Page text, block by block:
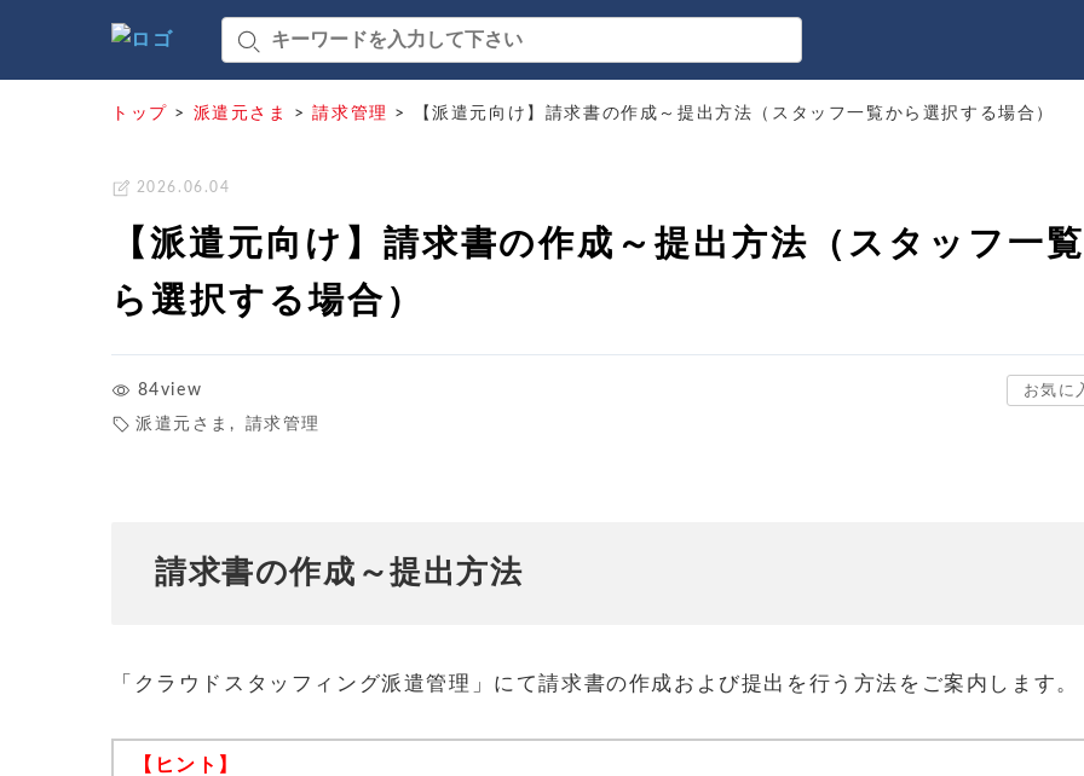
トップ > 派遣元さま >請求管理 > 【派遣元向け】請求書の作成～提出方法（スタッフ一覧から選択する場合）
2026.06.04
【派遣元向け】請求書の作成～提出方法（スタッフ一
ら選択する場合）
84view
派遣元さま , 請求管理
お気に
請求書の作成～提出方法
「クラウドスタッフィング派遣管理」にて請求書の作成および提出を行う方法をご案内します。
【ヒント】